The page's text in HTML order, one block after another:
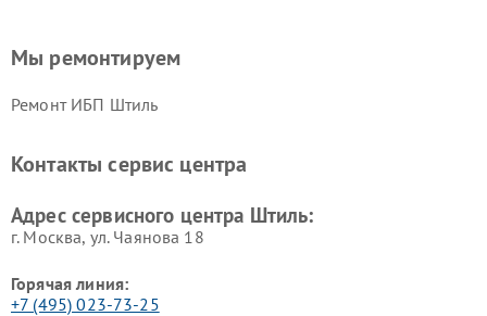
Мы ремонтируем
Ремонт ИБП Штиль
Контакты сервис центра
Адрес сервисного центра Штиль:
г. Москва, ул. Чаянова 18
Горячая линия:
+7 (495) 023-73-25